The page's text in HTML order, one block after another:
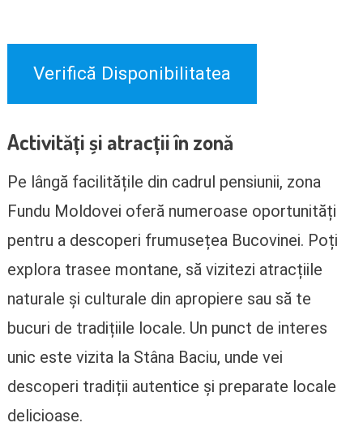
Verifică Disponibilitatea
Activități și atracții în zonă
Pe lângă facilitățile din cadrul pensiunii, zona
Fundu Moldovei oferă numeroase oportunități
pentru a descoperi frumusețea Bucovinei. Poți
explora trasee montane, să vizitezi atracțiile
naturale și culturale din apropiere sau să te
bucuri de tradițiile locale. Un punct de interes
unic este vizita la Stâna Baciu, unde vei
descoperi tradiții autentice și preparate locale
delicioase.